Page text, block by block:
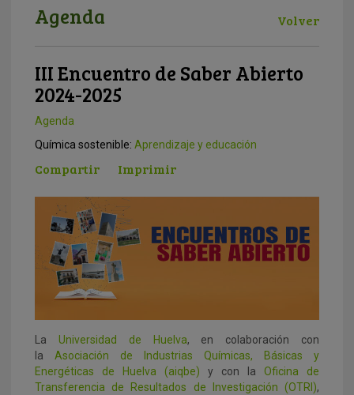
Agenda Volver
III Encuentro de Saber Abierto
2024-2025
Agenda
Química sostenible: Aprendizaje y educación
Compartir Imprimir
La Universidad de Huelva, en colaboración con
la Asociación de Industrias Químicas, Básicas y
Energéticas de Huelva (aiqbe) y con la Oficina de
Transferencia de Resultados de Investigación (OTRI),